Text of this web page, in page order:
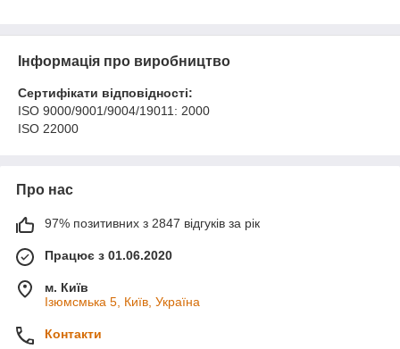
Інформація про виробництво
Сертифікати відповідності:
ISO 9000/9001/9004/19011: 2000
ISO 22000
Про нас
97% позитивних з 2847 відгуків за рік
Працює з 01.06.2020
м. Київ
Ізюмсмька 5, Київ, Україна
Контакти